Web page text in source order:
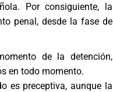
Por consiguiente, la
penal, desde la fase de
de la detención,
en todo momento.
es preceptiva, aunque la